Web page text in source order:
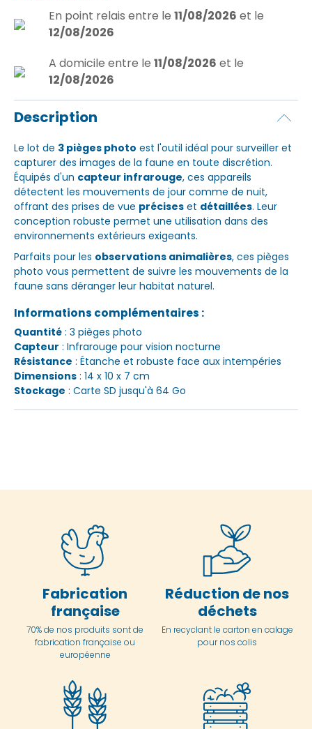
En point relais entre le 11/08/2026 et le
12/08/2026
A domicile entre le 11/08/2026 et le
12/08/2026
Description
Le lot de 3 pièges photo est l'outil idéal pour surveiller et
capturer des images de la faune en toute discrétion.
Équipés d'un capteur infrarouge, ces appareils
détectent les mouvements de jour comme de nuit,
offrant des prises de vue précises et détaillées. Leur
conception robuste permet une utilisation dans des
environnements extérieurs exigeants.
Parfaits pour les observations animalières, ces pièges
photo vous permettent de suivre les mouvements de la
faune sans déranger leur habitat naturel.
Informations complémentaires :
Quantité : 3 pièges photo
Capteur : Infrarouge pour vision nocturne
Résistance : Étanche et robuste face aux intempéries
Dimensions : 14 x 10 x 7 cm
Stockage : Carte SD jusqu'à 64 Go
Fabrication
française
70% de nos produits sont de
fabrication française ou
européenne
Réduction de nos
déchets
En recyclant le carton en calage
pour nos colis